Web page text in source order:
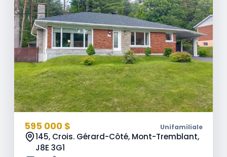
595 000 $ Unifamiliale
145, Crois. Gérard-Côté, Mont-Tremblant,
J8E 3G1